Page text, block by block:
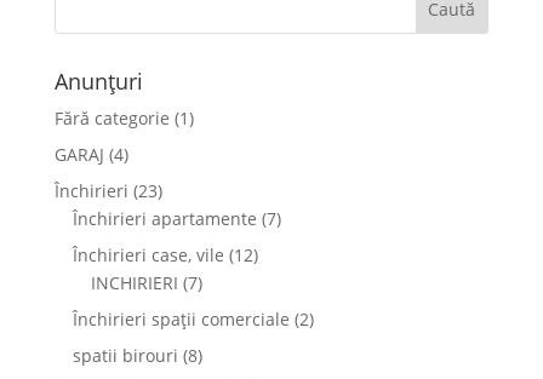
Anunțuri
Fără categorie (1)
GARAJ (4)
Închirieri (23)
Închirieri apartamente (7)
Închirieri case, vile (12)
INCHIRIERI (7)
Închirieri spații comerciale (2)
spatii birouri (8)